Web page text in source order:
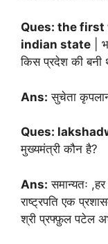
Ques: the
indian state |
किस प्रदेश की बनी
Ans: सुचेता
Ques:
मुख्यमंत्री कौन है?
Ans: समान्यतः
राष्ट्रपति एक
श्री प्रफ्फ़ुल पटेल